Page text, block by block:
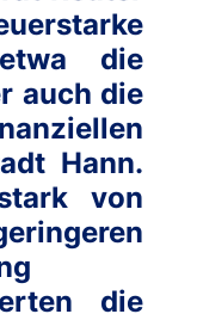
die
auch die
Hann.
von
die